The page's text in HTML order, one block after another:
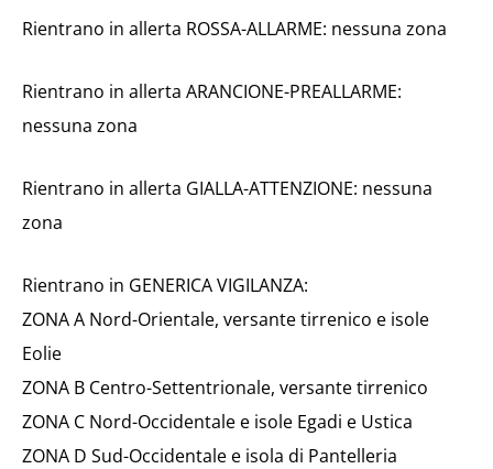
Rientrano in allerta ROSSA-ALLARME: nessuna zona
Rientrano in allerta ARANCIONE-PREALLARME:
nessuna zona
Rientrano in allerta GIALLA-ATTENZIONE: nessuna
zona
Rientrano in GENERICA VIGILANZA:
ZONA A Nord-Orientale, versante tirrenico e isole
Eolie
ZONA B Centro-Settentrionale, versante tirrenico
ZONA C Nord-Occidentale e isole Egadi e Ustica
ZONA D Sud-Occidentale e isola di Pantelleria